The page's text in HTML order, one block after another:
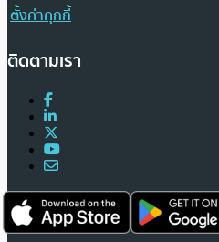
ตั้งค่าคุกกี้
ติดตามเรา